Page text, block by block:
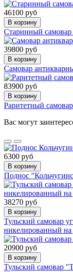
46100 руб
В корзину
Старинный
39800 руб
В корзину
Самовар
83900 руб
В корзину
Раритетный
Вас могут
6300 руб
В корзину
Поднос
38270 руб
В корзину
Тульский самовар
никелированный на
20900 руб
В корзину
Тульский самовар